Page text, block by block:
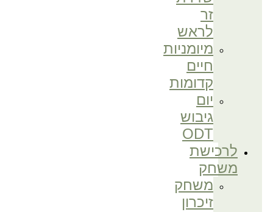
זר
לראש
מיומניות
חיים
קדומות
יום
גיבוש
ODT
לרכישת
משחק
משחק
זיכרון